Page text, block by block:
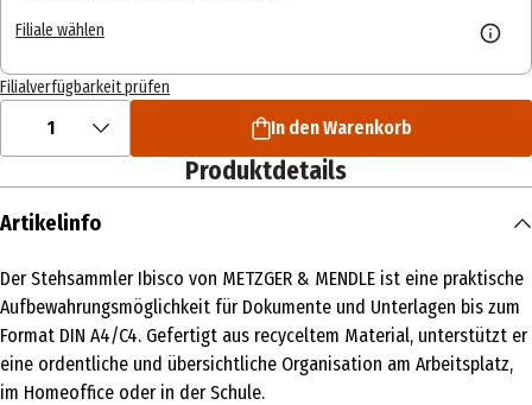
Filiale wählen
Filialverfügbarkeit prüfen
1 In den Warenkorb
Produktdetails
Artikelinfo
Der Stehsammler Ibisco von METZGER & MENDLE ist eine praktische
Aufbewahrungsmöglichkeit für Dokumente und Unterlagen bis zum
Format DIN A4/C4. Gefertigt aus recyceltem Material, unterstützt er
eine ordentliche und übersichtliche Organisation am Arbeitsplatz,
im Homeoffice oder in der Schule.